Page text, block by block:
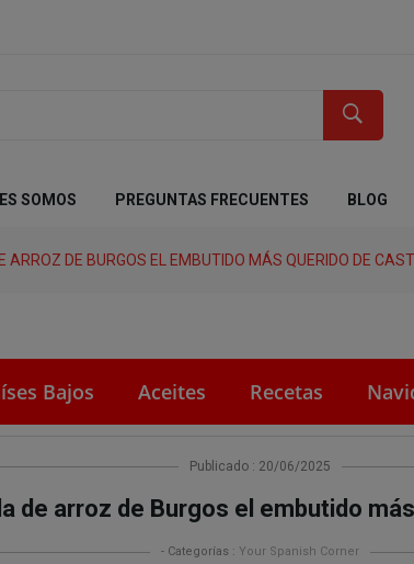
SOMOS PREGUNTAS FRECUENTES BLOG
ARROZ DE BURGOS EL EMBUTIDO MÁS QUERIDO DE
Bajos Aceites Recetas
Publicado : 20/06/2025
de arroz de Burgos el embutido
- Categorías : Your Spanish Corner